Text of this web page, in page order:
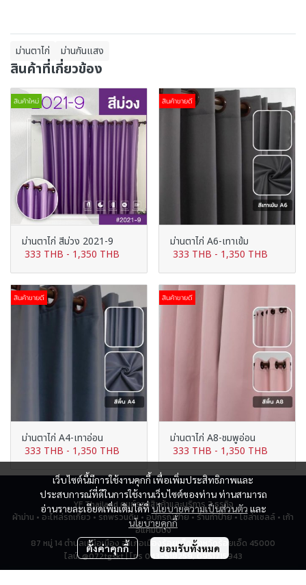
ม่านตาไก่ ม่านกันแสง
สินค้าที่เกี่ยวข้อง
สินค้าใหม่
ม่านตาไก่ สีม่วง 2021-9
333 THB - 1,350 THB
สินค้าขายดี
ม่านตาไก่ A6-เทาเข้ม
333 THB - 1,350 THB
สินค้าขายดี
ม่านตาไก่ A4-เทาอ่อน
333 THB - 1,350 THB
สินค้าขายดี
ม่านตาไก่ A8-ชมพูอ่อน
333 THB - 1,350 THB
เว็บไซต์นี้มีการใช้งานคุกกี้ เพื่อเพิ่มประสิทธิภาพและ
ประสบการณ์ที่ดีในการใช้งานเว็บไซต์ของท่าน ท่านสามารถ
อ่านรายละเอียดเพิ่มเติมได้ที่นโยบายความเป็นส่วนตัว และ
นโยบายคุกกี้
ตั้งค่าคุกกี้ ยอมรับทั้งหมด
YF Thailand ศูนย์รวมสินค้าและบริการ 7 ธุรกิจ
ผ้าม่าน • อะไหล่รถเกี่ยว • รถพรวนดิน • อุปกรณ์ป้าย • ร้านทำป้าย • โซล่าเซลล์ • เก้า
อี้แคมป์ปิ้ง
87 หมู่ 14 ตำบลเหนือเมือง อำเภอเมืองร้อยเอ็ด จังหวัดร้อยเอ็ด 45000
ไลน์: @072tgskt | โทร 043-518259, 0951715943